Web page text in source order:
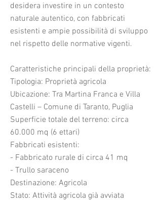
desidera investire in un contesto
naturale autentico, con fabbricati
esistenti e ampie possibilità di sviluppo
nel rispetto delle normative vigenti.
Caratteristiche principali della proprietà:
Tipologia: Proprietà agricola
Ubicazione: Tra Martina Franca e Villa
Castelli – Comune di Taranto, Puglia
Superficie totale del terreno: circa
60.000 mq (6 ettari)
Fabbricati esistenti:
- Fabbricato rurale di circa 41 mq
- Trullo saraceno
Destinazione: Agricola
Stato: Attività agricola già avviata